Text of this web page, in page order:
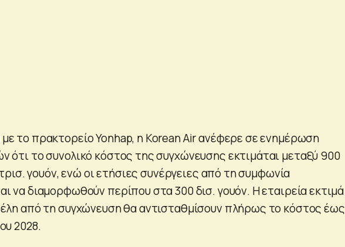
το πρακτορείο Yonhap, η Korean Air ανέφερε σε ενημέρωση
ότι το συνολικό κόστος της συγχώνευσης εκτιμάται μεταξύ 900
τρισ. γουόν, ενώ οι ετήσιες συνέργειες από τη συμφωνία
να διαμορφωθούν περίπου στα 300 δισ. γουόν. Η εταιρεία εκτιμά
από τη συγχώνευση θα αντισταθμίσουν πλήρως το κόστος έως
2028.